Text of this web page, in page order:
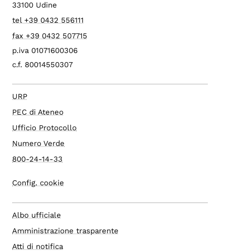
33100 Udine
tel +39 0432 556111
fax +39 0432 507715
p.iva 01071600306
c.f. 80014550307
URP
PEC di Ateneo
Ufficio Protocollo
Numero Verde
800-24-14-33
Config. cookie
Albo ufficiale
Amministrazione trasparente
Atti di notifica